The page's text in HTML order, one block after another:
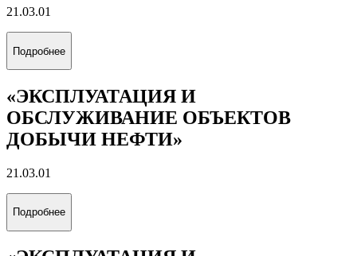
21.03.01
Подробнее
«ЭКСПЛУАТАЦИЯ И
ОБСЛУЖИВАНИЕ ОБЪЕКТОВ
ДОБЫЧИ НЕФТИ»
21.03.01
Подробнее